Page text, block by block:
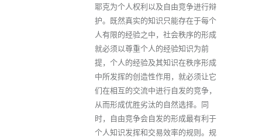
耶克为个人权利以及自由竞争进行辩
护。既然真实的知识只能存在于每个
人有限的经验之中，社会秩序的形成
就必须以尊重个人的经验知识为前
提，个人的经验及其知识在秩序形成
中所发挥的创造性作用，就必须让它
们在相互的交流中进行自发的竞争，
从而形成优胜劣汰的自然选择。同
时，自由竞争会自发的形成最有利于
个人知识发挥和交易效率的规则。规